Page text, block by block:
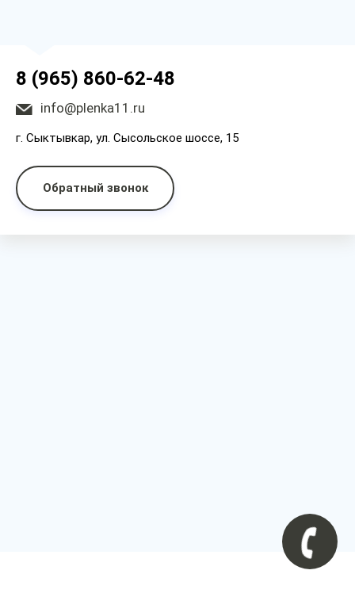
8 (965) 860-62-48
info@plenka11.ru
г. Сыктывкар, ул. Сысольское шоссе, 15
Обратный звонок